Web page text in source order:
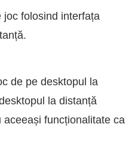
folosind interfața
de pe desktopul la
la distanță
funcționalitate ca